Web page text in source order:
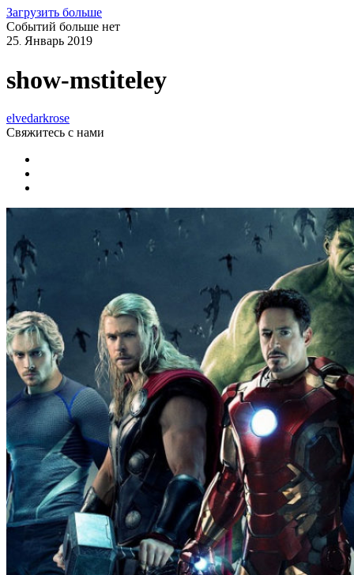
Загрузить больше
Событий больше нет
25. Январь 2019
show-mstiteley
elvedarkrose
Свяжитесь с нами